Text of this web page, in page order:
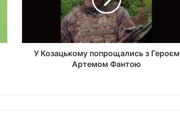
У Козацькому попрощались з Героєм
Артемом Фантою